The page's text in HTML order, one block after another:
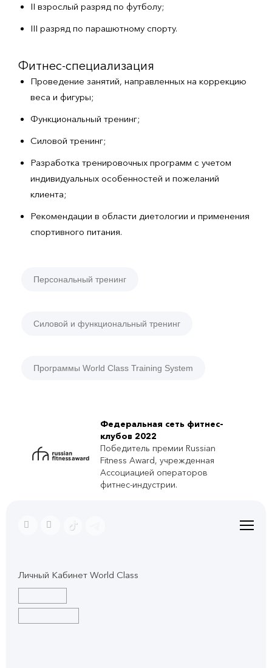
II взрослый разряд по футболу;
III разряд по парашютному спорту.
Фитнес-специализация
Проведение занятий, направленных на коррекцию
веса и фигуры;
Функциональный тренинг;
Силовой тренинг;
Разработка тренировочных программ с учетом
индивидуальных особенностей и пожеланий
клиента;
Рекомендации в области диетологии и применения
спортивного питания.
Персональный тренинг
Силовой и функциональный тренинг
Программы World Class Training System
Федеральная сеть фитнес-
клубов 2022
Победитель премии Russian
Fitness Award, учрежденная
Ассоциацией операторов
фитнес-индустрии.
Личный Кабинет World Class